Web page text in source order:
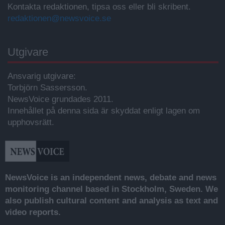
Kontakta redaktionen, tipsa oss eller bli skribent.
redaktionen@newsvoice.se
Utgivare
Ansvarig utgivare:
Torbjörn Sassersson.
NewsVoice grundades 2011.
Innehållet på denna sida är skyddat enligt lagen om
upphovsrätt.
NewsVoice is an independent news, debate and news
monitoring channel based in Stockholm, Sweden. We
also publish cultural content and analysis as text and
video reports.